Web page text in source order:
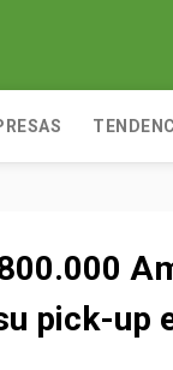
pick-up